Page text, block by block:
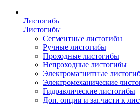
Листогибы
Листогибы
Сегментные листогибы
Ручные листогибы
Проходные листогибы
Непроходные листогибы
Электромагнитные
Электромеханические
Гидравлические листогибы
Доп. опции и запчасти к